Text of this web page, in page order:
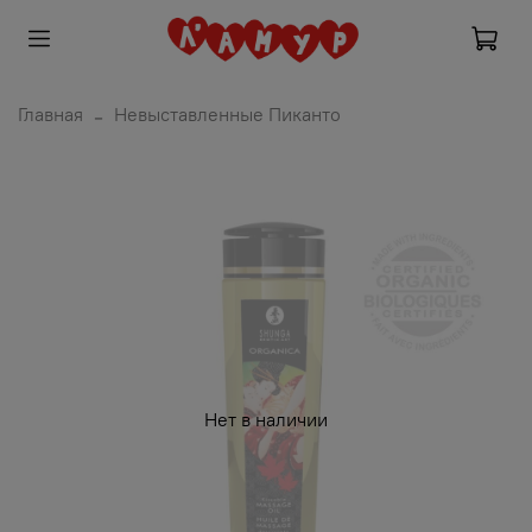
Главная Невыставленные Пиканто
Нет в наличии